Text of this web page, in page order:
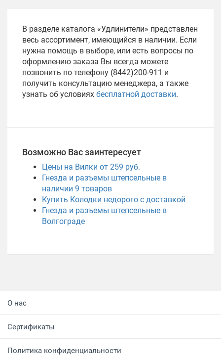
В разделе каталога «Удлинители» представлен
весь ассортимент, имеющийся в наличии. Если
нужна помощь в выборе, или есть вопросы по
оформлению заказа Вы всегда можете
позвонить по телефону (8442)200-911 и
получить консультацию менеджера, а также
узнать об условиях бесплатной доставки.
Возможно Вас заинтересует
Цены на Вилки от 259 руб.
Гнезда и разъемы штепсельные в
наличии 9 товаров
Купить Колодки недорого с доставкой
Гнезда и разъемы штепсельные в
Волгограде
О нас
Сертификаты
Политика конфиденциальности